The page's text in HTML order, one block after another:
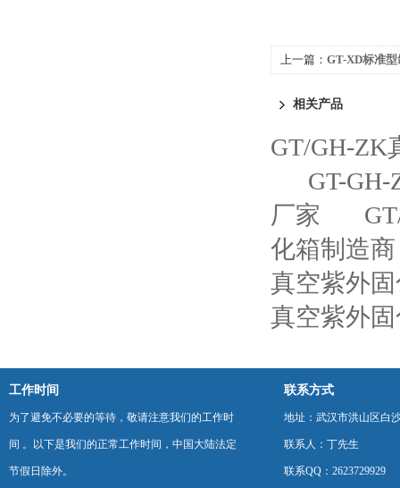
上一篇： GT-XD标准
相关产品
GT/GH-ZK
GT-
厂家
化箱制造商
真空紫外
真空紫外
工作时间
为了避免不必要的等待，敬请注意我们的工作时
间 。以下是我们的正常工作时间，中国大陆法定
节假日除外。
联系方式
地址：武汉市洪山区白
联系人：丁先生
联系QQ：2623729929